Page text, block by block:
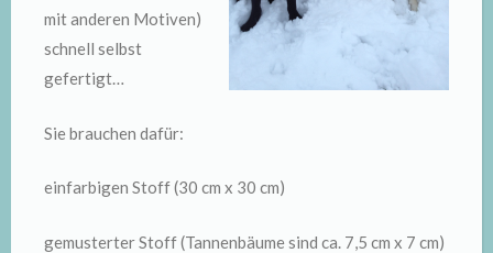
mit anderen Motiven)
schnell selbst
gefertigt…
Sie brauchen dafür:
einfarbigen Stoff (30 cm x 30 cm)
gemusterter Stoff (Tannenbäume sind ca. 7,5 cm x 7 cm)